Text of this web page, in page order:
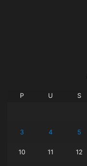
P U S
3 4 5
10 11 12